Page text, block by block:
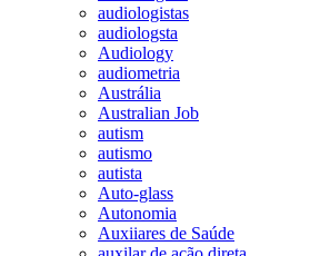
audiologistas
audiologsta
Audiology
audiometria
Austrália
Australian Job
autism
autismo
autista
Auto-glass
Autonomia
Auxiiares de Saúde